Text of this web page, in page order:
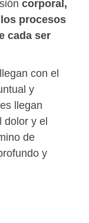
procesos
cada ser
y
llegan
y el
de
y